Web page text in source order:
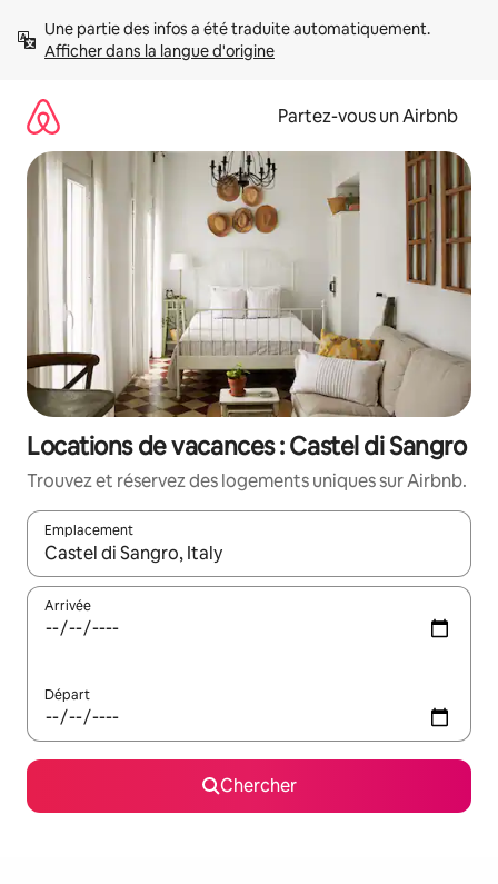
directement
Afficher dans la langue d'origine
Partez-vous un Airbnb
Locations de vacances : Castel di Sangro
Trouvez et réservez des logements uniques sur Airbnb.
Emplacement
Quand les résultats sont affichés, parcourez-les en utilisant
Arrivée
Départ
Chercher